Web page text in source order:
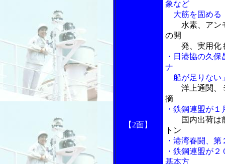
【2面】
象など
大筋を固める
水素、アン
の開
発、実用化
・日港協の久
ナ
船が足りない
洋上通関、
摘
・鉄鋼連盟が
国内出荷は
トン
・港湾春闘、
・鉄鋼連盟が
基本方